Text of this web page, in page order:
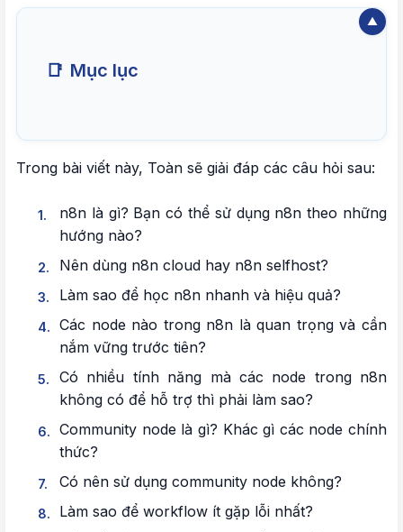
📑 Mục lục
1. Định nghĩa chính xác về n8n
2. Các hướng sử dụng n8n trong thực tế
II. NÊN DÙNG N8N CLOUD HAY N8N
SELFHOST?
1. So sánh chi tiết giữa n8n Cloud và n8n
2. Lưu ý quan trọng về chi phí n8n Cloud
3. Khuyến nghị cho người dùng tại Việt Nam
Selfhost
III. LÀM SAO ĐỂ HỌC N8N NHANH VÀ HIỆU
Trong bài viết này, Toàn sẽ giải đáp các câu hỏi sau:
n8n là gì? Bạn có thể sử dụng n8n theo những
hướng nào?
Nên dùng n8n cloud hay n8n selfhost?
Làm sao để học n8n nhanh và hiệu quả?
Các node nào trong n8n là quan trọng và cần
nắm vững trước tiên?
Có nhiều tính năng mà các node trong n8n
không có để hỗ trợ thì phải làm sao?
Community node là gì? Khác gì các node chính
thức?
Có nên sử dụng community node không?
Làm sao để workflow ít gặp lỗi nhất?